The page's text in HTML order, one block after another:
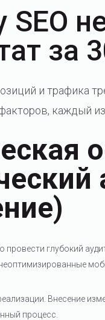
SEO
за
и трафика
каждый
провести глубокий
Внесение
процесс.